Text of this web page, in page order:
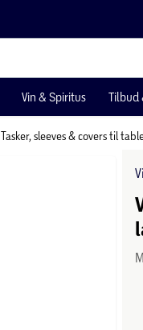
Vin & Spiritus Tilbud
Tasker, sleeves & covers til